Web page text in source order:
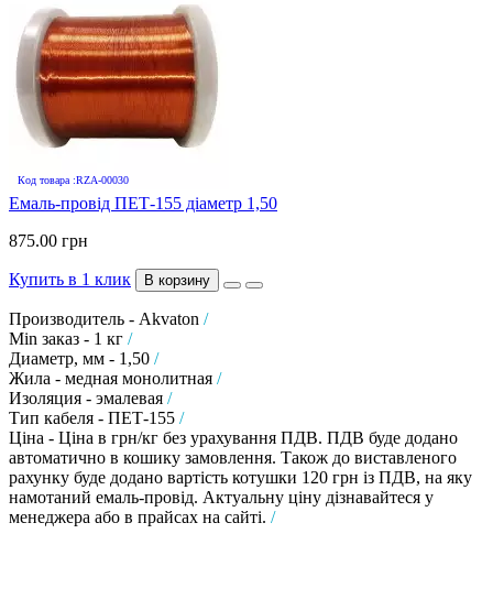
Код товара :RZA-00030
Емаль-провід ПЕТ-155 діаметр 1,50
875.00 грн
Купить в 1 клик В корзину
Производитель - Akvaton /
Min заказ - 1 кг /
Диаметр, мм - 1,50 /
Жила - медная монолитная /
Изоляция - эмалевая /
Тип кабеля - ПЕТ-155 /
Ціна - Ціна в грн/кг без урахування ПДВ. ПДВ буде додано
автоматично в кошику замовлення. Також до виставленого
рахунку буде додано вартість котушки 120 грн із ПДВ, на яку
намотаний емаль-провід. Актуальну ціну дізнавайтеся у
менеджера або в прайсах на сайті. /